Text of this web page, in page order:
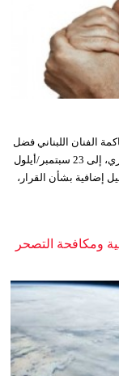
الفنان اللبناني فضل
شاكر، التي كانت مقرر عقدها في 5 أغسطس/آب الجاري، إلى 23 سبتمبر/أيلول
إضافية بشأن القرار،
ومكافحة التصحر